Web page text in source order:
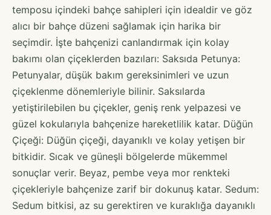
temposu içindeki bahçe sahipleri için idealdir ve göz
alıcı bir bahçe düzeni sağlamak için harika bir
seçimdir. İşte bahçenizi canlandırmak için kolay
bakımı olan çiçeklerden bazıları: Saksıda Petunya:
Petunyalar, düşük bakım gereksinimleri ve uzun
çiçeklenme dönemleriyle bilinir. Saksılarda
yetiştirilebilen bu çiçekler, geniş renk yelpazesi ve
güzel kokularıyla bahçenize hareketlilik katar. Düğün
Çiçeği: Düğün çiçeği, dayanıklı ve kolay yetişen bir
bitkidir. Sıcak ve güneşli bölgelerde mükemmel
sonuçlar verir. Beyaz, pembe veya mor renkteki
çiçekleriyle bahçenize zarif bir dokunuş katar. Sedum:
Sedum bitkisi, az su gerektiren ve kuraklığa dayanıklı